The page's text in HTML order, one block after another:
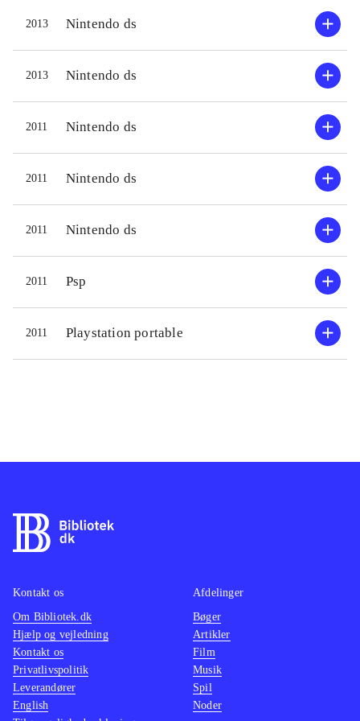
2013 Nintendo ds
2013 Nintendo ds
2011 Nintendo ds
2011 Nintendo ds
2011 Nintendo ds
2011 Psp
2011 Playstation portable
Kontakt os
Om Bibliotek.dk
Hjælp og vejledning
Kontakt os
Privatlivspolitik
Leverandører
English
Afdelinger
Bøger
Artikler
Film
Musik
Spil
Noder